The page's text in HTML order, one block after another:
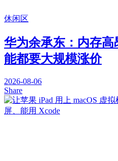
休闲区
华为余承东：内存
能都要大规模涨价
2026-08-06
Share